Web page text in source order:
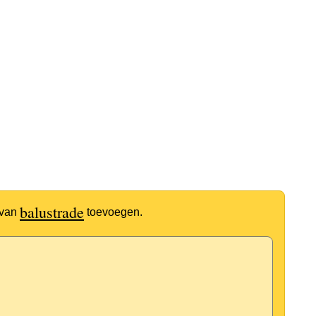
balustrade toevoegen.